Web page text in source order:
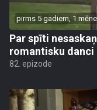
pirms 5 gadiem, 1
Par spīti
romantisku danci
82. epizode